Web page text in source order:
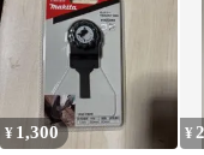
¥ 1,300 ¥